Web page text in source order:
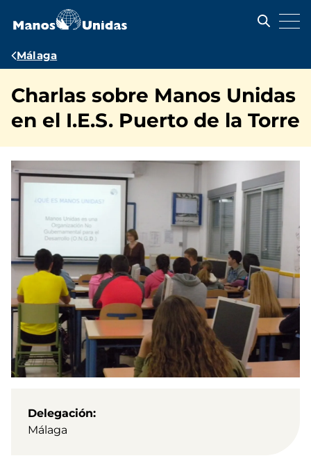
contenido
Ruta
navegación
Málaga
Charlas sobre Manos Unidas
en el I.E.S. Puerto de la Torre
Delegación
Málaga